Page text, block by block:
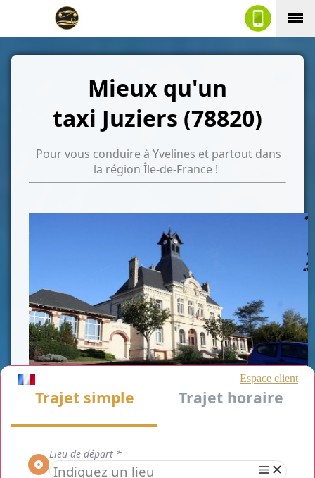
Mieux qu'un
taxi Juziers (78820)
Pour vous conduire à Yvelines et partout dans
la région Île-de-France !
CLASSE AFFAIRE